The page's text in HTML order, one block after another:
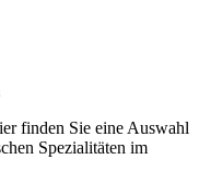
finden Sie eine Auswahl
Spezialitäten im